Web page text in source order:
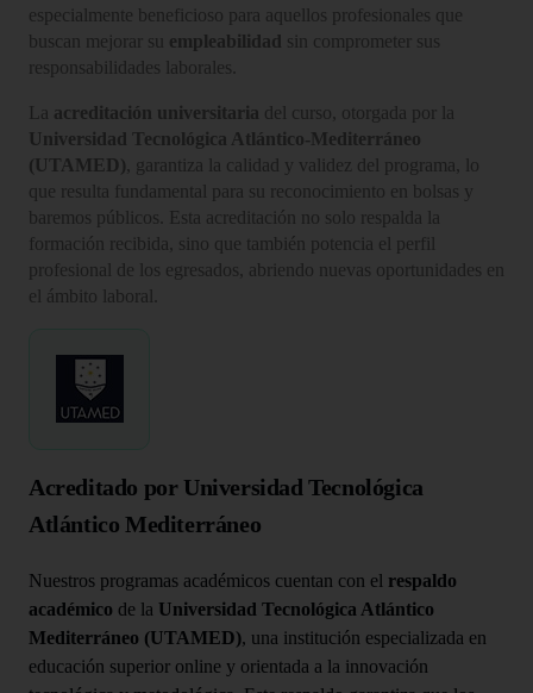
especialmente beneficioso para aquellos profesionales que
buscan mejorar su empleabilidad sin comprometer sus
responsabilidades laborales.
La acreditación universitaria del curso, otorgada por la
Universidad Tecnológica Atlántico-Mediterráneo
(UTAMED) , garantiza la calidad y validez del programa, lo
que resulta fundamental para su reconocimiento en bolsas y
baremos públicos. Esta acreditación no solo respalda la
formación recibida, sino que también potencia el perfil
profesional de los egresados, abriendo nuevas oportunidades en
el ámbito laboral.
Acreditado por Universidad Tecnológica
Atlántico Mediterráneo
Nuestros programas académicos cuentan con el respaldo
académico de la Universidad Tecnológica Atlántico
Mediterráneo (UTAMED), una institución especializada en
educación superior online y orientada a la innovación